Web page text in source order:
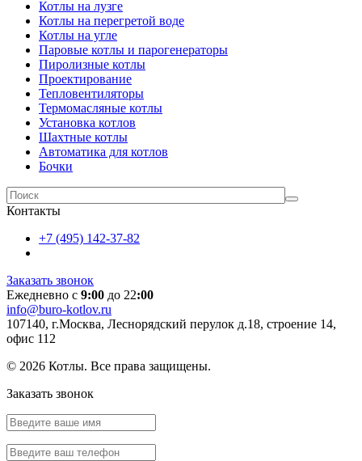
Котлы на лузге
Котлы на перегретой воде
Котлы на угле
Паровые котлы и парогенераторы
Пиролизные котлы
Проектирование
Тепловентиляторы
Термомасляные котлы
Установка котлов
Шахтные котлы
Автоматика для котлов
Бочки
Контакты
+7 (495) 142-37-82
Заказать звонок
Ежедневно с 9:00 до 22:00
info@buro-kotlov.ru
107140, г.Москва, Леснорядский перулок д.18, строение 14,
офис 112
© 2026 Котлы. Все права защищены.
Заказать звонок